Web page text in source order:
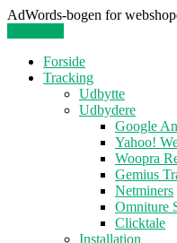
AdWords-bogen for
Forside
Tracking
Udbytte
Udbydere
Google
Yahoo!
Woopra
Gemius
Netminers
Omniture
Clicktale
Installation